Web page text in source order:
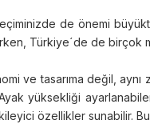
de önemi
Türkiye´de de birçok
ve tasarıma değil,
yüksekliği
özellikler sunabilir.